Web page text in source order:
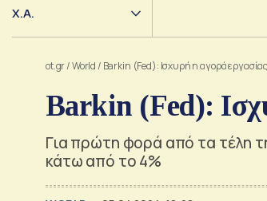
Χ.Α.
ot.gr/World / Barkin (Fed): Ισχυρή η αγορά εργασίας
Barkin (Fed):
Για πρώτη φορά από τα τέλη
κάτω από το 4%